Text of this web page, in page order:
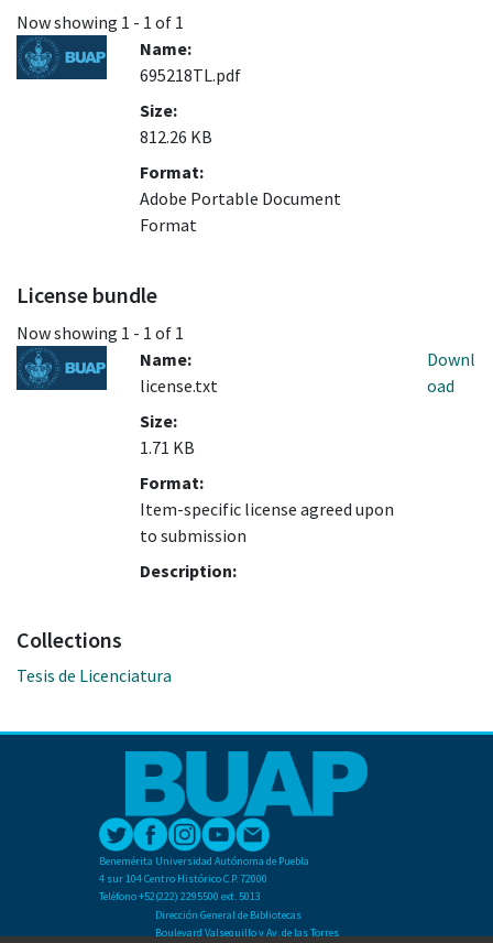
Now showing 1 - 1 of 1
Name:
695218TL.pdf
Size:
812.26 KB
Format:
Adobe Portable Document
Format
License bundle
Now showing 1 - 1 of 1
Name:
license.txt
Size:
1.71 KB
Format:
Item-specific license agreed upon
to submission
Description:
Downl
oad
Collections
Tesis de Licenciatura
Benemérita Universidad Autónoma de Puebla
4 sur 104 Centro Histórico C.P. 72000
Teléfono +52(222) 2295500 ext. 5013
Dirección General de Bibliotecas
Boulevard Valsequillo y Av. de las Torres